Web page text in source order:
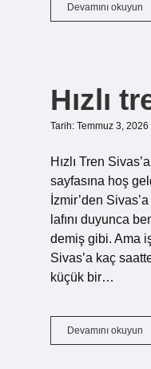
Devamını okuyun
Hızlı
Tarih: Temmuz 3, 2026
Hızlı Tren
sayfasına hoş
İzmir’den
lafını duyunca
demiş gibi. Ama
Sivas’a kaç
küçük bir…
Devamını okuyun